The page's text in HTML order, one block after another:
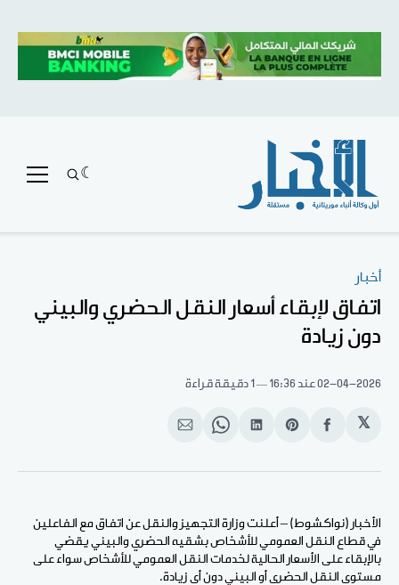
أخبار
اتفاق لإبقاء أسعار النقل الحضري والبيني
دون زيادة
02-04-2026عند 16:36 1 دقيقة قراءة
𝕏
انشر
الفيسبوك
Share
Pinterest
انشر
لينكد
Share
WhatsApp
انشر
الإيميل
الأخبار (نواكشوط) – أعلنت وزارة التجهيز والنقل عن اتفاق مع الفاعلين
في قطاع النقل العمومي للأشخاص بشقيه الحضري والبيني يقضي
بالإبقاء على الأسعار الحالية لخدمات النقل العمومي للأشخاص سواء على
مستوى النقل الحضري أو البيني دون أي زيادة.